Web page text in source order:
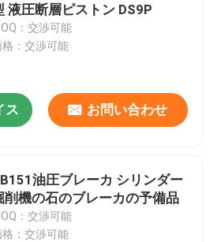
液圧断層ピストン DS9P
：交渉可能
格：交渉可能
ス お問い合わせ
油圧ブレーカ シリンダー
削機の石のブレーカの予備品
：交渉可能
格：交渉可能